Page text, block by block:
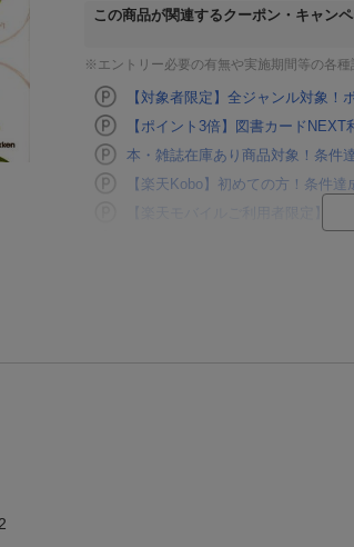
この商品が関連するクーポン・キャン
※エントリー必要の有無や実施期間等の各種
【対象者限定】全ジャンル対象
【ポイント3倍】図書カード
本・雑誌在庫あり商品対象！条件
【楽天Kobo】初めての方！条件
【楽天モバイルご利用者限定】条